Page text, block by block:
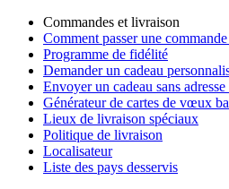
Commandes et livraison
Comment passer une
Programme de fidélité
Demander un cadeau
Envoyer un cadeau sans
Générateur de cartes de vœux
Lieux de livraison spéciaux
Politique de livraison
Localisateur
Liste des pays desservis